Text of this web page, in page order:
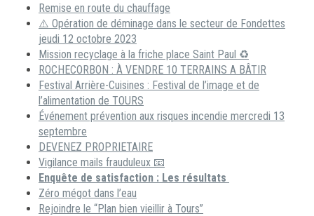
Remise en route du chauffage
⚠️ Opération de déminage dans le secteur de Fondettes
jeudi 12 octobre 2023
Mission recyclage à la friche place Saint Paul ♻️
ROCHECORBON : À VENDRE 10 TERRAINS A BÂTIR
Festival Arrière-Cuisines : Festival de l’image et de
l’alimentation de TOURS
Événement prévention aux risques incendie mercredi 13
septembre
DEVENEZ PROPRIETAIRE
Vigilance mails frauduleux 📧
Enquête de satisfaction : Les résultats
Zéro mégot dans l’eau
Rejoindre le “Plan bien vieillir à Tours”